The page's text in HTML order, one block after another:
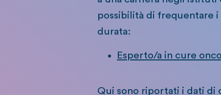
possibilità di frequentare
durata:
Esperto/a in cure
Qui sono riportati i dati di